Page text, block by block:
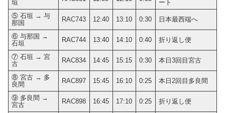
垣
ート
⑤ 石垣 → 与
那国
RAC743 12:40 13:10 0:30 日本最西端へ
⑥ 与那国 →
石垣
RAC744 13:40 14:10 0:40 折り返し便
⑦ 石垣 → 宮
古
RAC834 14:45 15:15 0:30 本日3回目宮古
⑧ 宮古 → 多
良間
RAC897 15:45 16:10 0:25 本日2回目多良間
⑨ 多良間 →
宮古
RAC898 16:45 17:10 0:25 折り返し便